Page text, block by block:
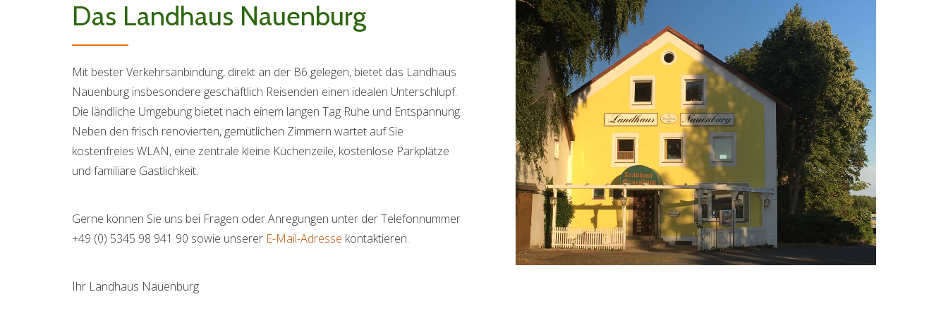
Das Landhaus Nauenburg
Mit bester Verkehrsanbindung, direkt an der B6 gelegen, bietet das Landhaus
Nauenburg insbesondere geschäftlich Reisenden einen idealen Unterschlupf.
Die ländliche Umgebung bietet nach einem langen Tag Ruhe und Entspannung.
Neben den frisch renovierten, gemütlichen Zimmern wartet auf Sie
kostenfreies WLAN, eine zentrale kleine Küchenzeile, kostenlose Parkplätze
und familiäre Gastlichkeit.
Gerne können Sie uns bei Fragen oder Anregungen unter der Telefonnummer
+49 (0) 5345 98 941 90 sowie unserer E-Mail-Adresse kontaktieren.
Ihr Landhaus Nauenburg